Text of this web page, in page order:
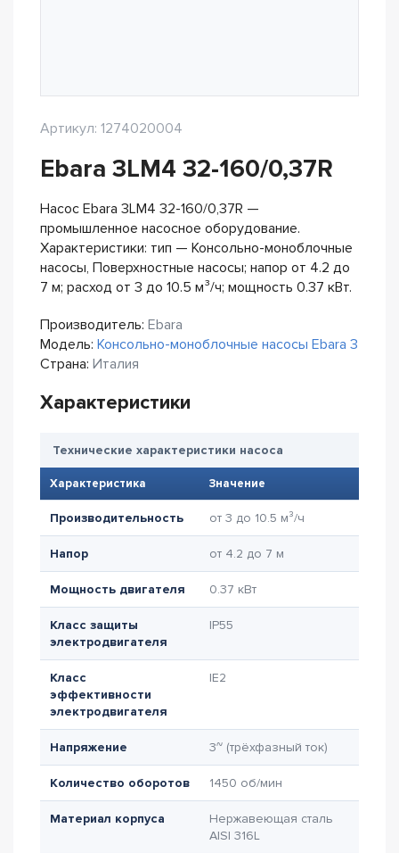
Артикул: 1274020004
Ebara 3LM4 32-160/0,37R
Насос Ebara 3LM4 32-160/0,37R —
промышленное насосное оборудование.
Характеристики: тип — Консольно-моноблочные
насосы, Поверхностные насосы; напор от 4.2 до
7 м; расход от 3 до 10.5 м³/ч; мощность 0.37 кВт.
Производитель: Ebara
Модель: Консольно-моноблочные насосы Ebara 3
Страна: Италия
Характеристики
Технические характеристики насоса
Характеристика Значение
Производительность от 3 до 10.5 м³/ч
Напор от 4.2 до 7 м
Мощность двигателя 0.37 кВт
Класс защиты
электродвигателя
IP55
Класс
эффективности
электродвигателя
IE2
Напряжение 3~ (трёхфазный ток)
Количество оборотов 1450 об/мин
Материал корпуса
Нержавеющая сталь
AISI 316L